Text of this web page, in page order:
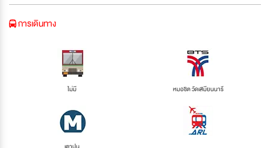
การเดินทาง
ไม่มี หมอชิต วัดเสมียนนารี